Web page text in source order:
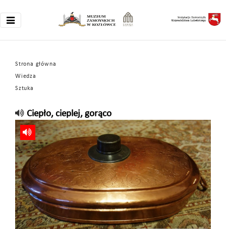
Strona główna
Wiedza
Sztuka
Ciepło, cieplej, gorąco